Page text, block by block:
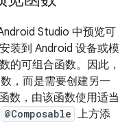
Studio 中预览可
装到 Android 设备或模
的可组合函数。因此，
，而是需要创建另一
数，由该函数使用适当
@Composable 上方添